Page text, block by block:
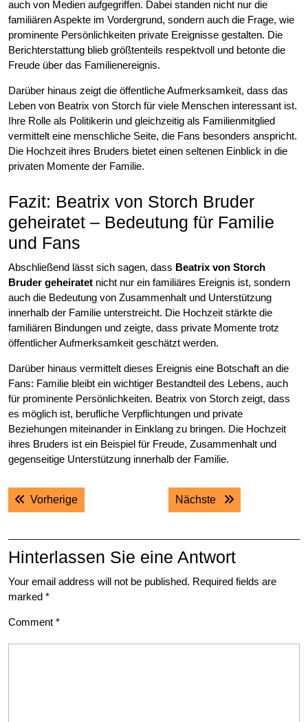
auch von Medien aufgegriffen. Dabei standen nicht nur die
familiären Aspekte im Vordergrund, sondern auch die Frage, wie
prominente Persönlichkeiten private Ereignisse gestalten. Die
Berichterstattung blieb größtenteils respektvoll und betonte die
Freude über das Familienereignis.
Darüber hinaus zeigt die öffentliche Aufmerksamkeit, dass das
Leben von Beatrix von Storch für viele Menschen interessant ist.
Ihre Rolle als Politikerin und gleichzeitig als Familienmitglied
vermittelt eine menschliche Seite, die Fans besonders anspricht.
Die Hochzeit ihres Bruders bietet einen seltenen Einblick in die
privaten Momente der Familie.
Fazit: Beatrix von Storch Bruder
geheiratet – Bedeutung für Familie
und Fans
Abschließend lässt sich sagen, dass Beatrix von Storch
Bruder geheiratet nicht nur ein familiäres Ereignis ist, sondern
auch die Bedeutung von Zusammenhalt und Unterstützung
innerhalb der Familie unterstreicht. Die Hochzeit stärkte die
familiären Bindungen und zeigte, dass private Momente trotz
öffentlicher Aufmerksamkeit geschätzt werden.
Darüber hinaus vermittelt dieses Ereignis eine Botschaft an die
Fans: Familie bleibt ein wichtiger Bestandteil des Lebens, auch
für prominente Persönlichkeiten. Beatrix von Storch zeigt, dass
es möglich ist, berufliche Verpflichtungen und private
Beziehungen miteinander in Einklang zu bringen. Die Hochzeit
ihres Bruders ist ein Beispiel für Freude, Zusammenhalt und
gegenseitige Unterstützung innerhalb der Familie.
Post
navigation
VorherigePrevious post: Nächste Next post:
Hinterlassen Sie eine Antwort
Your email address will not be published. Required fields are
marked *
Comment *